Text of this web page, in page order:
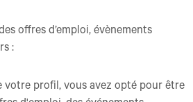
offres d’emploi, évènements
:
votre profil, vous avez opté pour être